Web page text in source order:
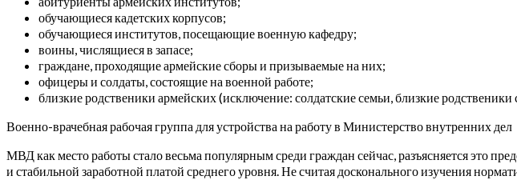
обучающиеся кадетских корпусов;
обучающиеся институтов, посещающие военную кафедру;
воины, числящиеся в запасе;
граждане, проходящие армейские сборы и призываемые на них;
офицеры и солдаты, состоящие на военной работе;
близкие родственики армейских (исключение: солдатские семьи, близкие
Военно-врачебная рабочая группа для устройства на работу в Министерство внутренних дел
МВД как место работы стало весьма популярным среди граждан сейчас, разъясняется это
и стабильной заработной платой среднего уровня. Не считая досконального изучения